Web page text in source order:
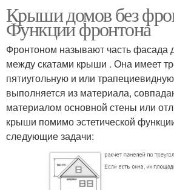
Крыши домов без
Функции фронтона
Фронтоном называют часть фасада
между скатами крыши . Она имеет
пятиугольную и или
выполняется из материала,
материалом основной стены или
крыши помимо эстетической
следующие задачи: